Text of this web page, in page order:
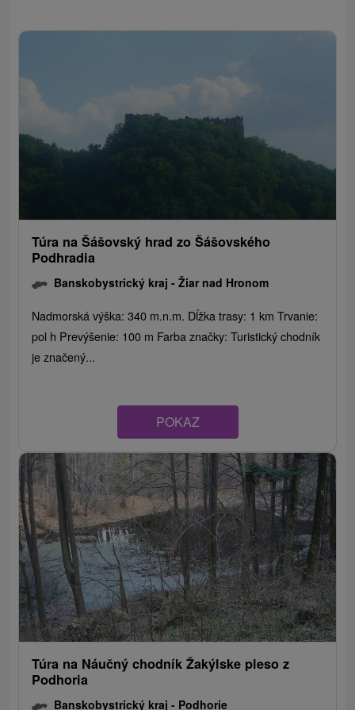
Túra na Šášovský hrad zo Šášovského
Podhradia
Banskobystrický kraj -Žiar nad Hronom
Nadmorská výška: 340 m.n.m. Dĺžka trasy: 1 km Trvanie:
pol h Prevýšenie: 100 m Farba značky: Turistický chodník
je značený...
POKAZ
Túra na Náučný chodník Žakýlske pleso z
Podhoria
Banskobystrický kraj - Podhorie